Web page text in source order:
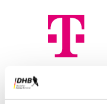
Supplier